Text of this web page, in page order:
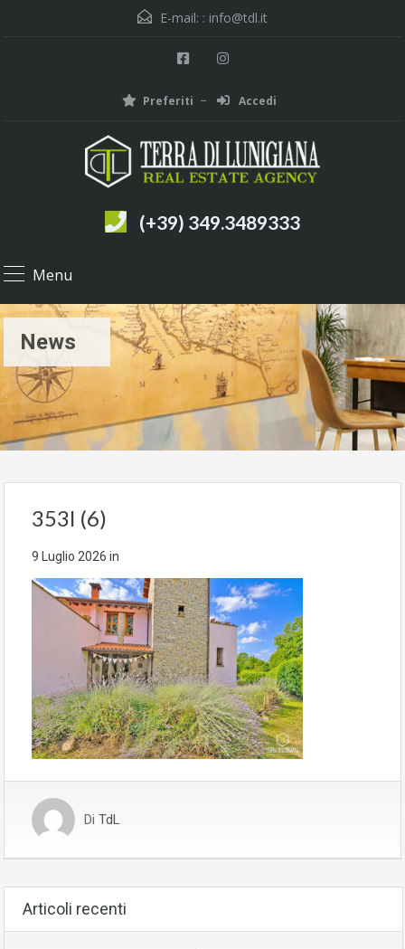
E-mail: : info@tdl.it
Preferiti Accedi
(+39) 349.3489333
Menu
News
353l (6)
9 Luglio 2026 in
Di TdL
Articoli recenti